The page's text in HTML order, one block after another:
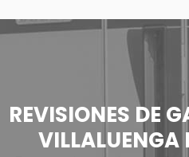
REVISIONES DE
VILLALUENGA